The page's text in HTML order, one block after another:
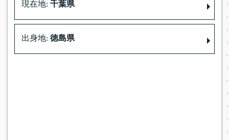
現在地: 千葉県
出身地: 徳島県